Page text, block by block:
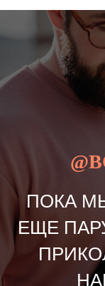
ПОКА
ЕЩЕ